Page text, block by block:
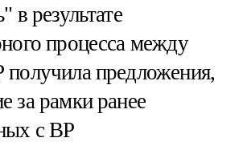
в результате
процесса между
предложения,
за рамки ранее
с ВР